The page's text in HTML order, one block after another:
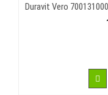
Duravit Vero